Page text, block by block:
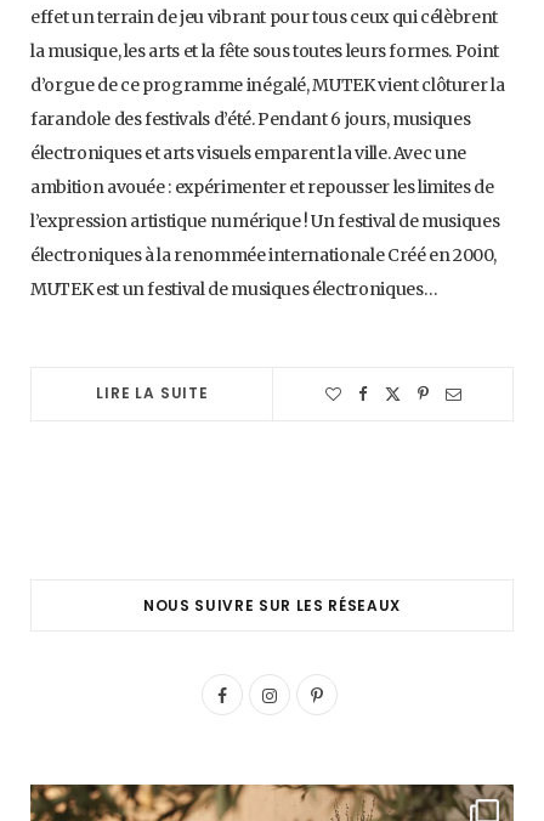
effet un terrain de jeu vibrant pour tous ceux qui célèbrent
la musique, les arts et la fête sous toutes leurs formes. Point
d’orgue de ce programme inégalé, MUTEK vient clôturer la
farandole des festivals d’été. Pendant 6 jours, musiques
électroniques et arts visuels emparent la ville. Avec une
ambition avouée : expérimenter et repousser les limites de
l’expression artistique numérique ! Un festival de musiques
électroniques à la renommée internationale Créé en 2000,
MUTEK est un festival de musiques électroniques…
LIRE LA SUITE
NOUS SUIVRE SUR LES RÉSEAUX
F
I
P